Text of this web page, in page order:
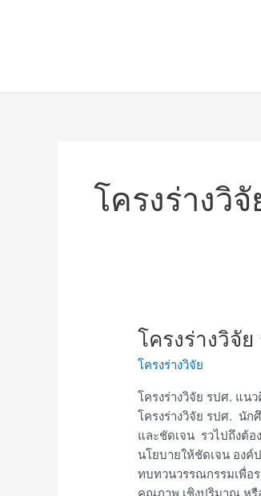
โครงร่างวิ
โครงร่างวิจัย
โครงร่างวิจัย
โครงร่างวิจัย รปศ. แน
โครงร่างวิจัย รปศ. นัก
และชัดเจน รวไปถึงต้อ
นโยบายให้ชัดเจน องค์
ทบทวนวรรณกรรมเพื่อร
โครง
วิจัย
รปศ.